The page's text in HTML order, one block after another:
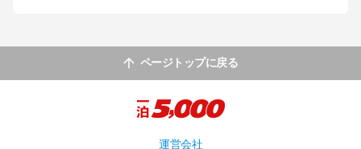
ページトップに戻る
運営会社